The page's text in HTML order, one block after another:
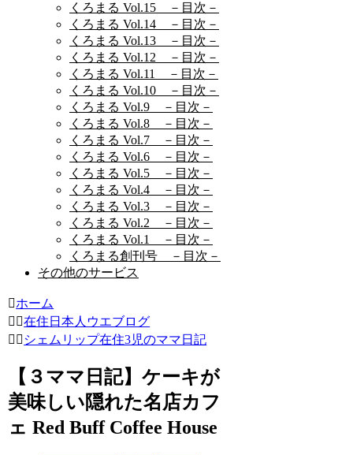
くろまる Vol.15 －目次－
くろまる Vol.14 －目次－
くろまる Vol.13 －目次－
くろまる Vol.12 －目次－
くろまる Vol.11 －目次－
くろまる Vol.10 －目次－
くろまる Vol.9 －目次－
くろまる Vol.8 －目次－
くろまる Vol.7 －目次－
くろまる Vol.6 －目次－
くろまる Vol.5 －目次－
くろまる Vol.4 －目次－
くろまる Vol.3 －目次－
くろまる Vol.2 －目次－
くろまる Vol.1 －目次－
くろまる創刊号 －目次－
その他のサービス
ホーム
在住日本人ウエブログ
シェムリップ在住3児のママ日記
【３ママ日記】ケーキが
美味しい隠れた名店カフ
ェ Red Buff Coffee House